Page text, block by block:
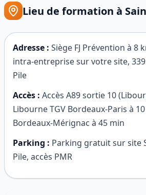
Lieu de formation à
Adresse : Siège FJ Prévention à 8
intra-entreprise sur votre site,
Pile
Accès : Accès A89 sortie 10
Libourne TGV Bordeaux-Paris à
Bordeaux-Mérignac à 45 min
Parking : Parking gratuit sur site
Pile, accès PMR